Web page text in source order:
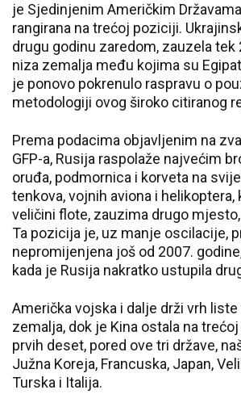
je Sjedinjenim Američkim
rangirana na trećoj poziciji.
drugu godinu zaredom, zauzela tek
niza zemalja među kojima su
je ponovo pokrenulo raspravu o
metodologiji ovog široko citiranog
Prema podacima objavljenim na
GFP-a, Rusija raspolaže najvećim
oruđa, podmornica i korveta na
tenkova, vojnih aviona i helikoptera,
veličini flote, zauzima drugo mjesto,
Ta pozicija je, uz manje oscilacije,
nepromijenjena još od 2007.
kada je Rusija nakratko ustupila
Američka vojska i dalje drži vrh
zemalja, dok je Kina ostala na
prvih deset, pored ove tri države,
Južna Koreja, Francuska, Japan,
Turska i Italija.